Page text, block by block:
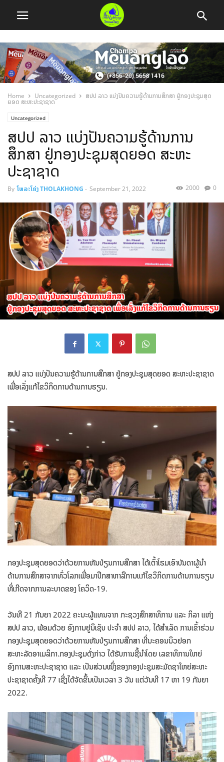
Home Uncategorized ສປປ ລາວ ເເບ່ງປັນຄວາມຮູ້ດ້ານການສຶກສາ ຢູ່ກອງປະຊຸມສຸດ
ຍອດ ສະຫະປະຊາຊາດ
Uncategorized
ສປປ ລາວ ເເບ່ງປັນຄວາມຮູ້ດ້ານການ
ສຶກສາ ຢູ່ກອງປະຊຸມສຸດຍອດ ສະຫະ
ປະຊາຊາດ
By ໂທລະໂຄ່ງ THOLAKHONG - September 21, 2022 0
2000
ສປປ ລາວ ເເບ່ງປັນຄວາມຮູ້ດ້ານການສຶກສາ ຢູ່ກອງປະຊຸມສຸດຍອດ ສະຫະປະຊາຊາດ
ເພື່ອເລັ່ງແກ້ໄຂວິກິດການດ້ານການຮຽນ.
ກອງປະຊຸມສຸດຍອດວ່າດ້ວຍການຫັນປ່ຽນການສຶກສາ ໄດ້ເຕົ້າໂຮມເອົາບັນດາຜູ້ນຳ
ດ້ານການສຶກສາຈາກທົ່ວໂລກເພື່ອມາປຶກສາຫາລືການແກ້ໄຂວິກິດການດ້ານການຮຽນ
ທີ່ເກີດຈາກການລະບາດຂອງ ໂຄວິດ-19.
ວັນທີ 21 ກັນຍາ 2022 ຄະນະຜູ້ແທນຈາກ ກະຊວງສຶກສາທິການ ແລະ ກິລາ ແຫ່ງ
ສປປ ລາວ, ພ້ອມດ້ວຍ ອົງການຢູນິເຊັບ ປະຈໍາ ສປປ ລາວ, ໄດ້ສໍາເລັດ ການເຂົ້າຮ່ວມ
ກອງປະຊຸມສຸດຍອດວ່າດ້ວຍການຫັນປ່ຽນການສຶກສາ ທີ່ນະຄອນນິວຢອກ
ສະຫະລັດອາເມລິກາ.ກອງປະຊຸມດັ່ງກ່າວ ໄດ້ຮັບການຊີ້ນຳໂດຍ ເລຂາທິການໃຫຍ່
ອົງການສະຫະປະຊາຊາດ ເເລະ ເປັນສ່ວນໜຶ່ງຂອງກອງປະຊຸມສະມັດຊາໃຫຍ່ສະຫະ
ປະຊາຊາດຄັ້ງທີ 77 ເຊີ່ງໄດ້ຈັດຂຶ້ນເປັນເວລາ 3 ວັນ ແຕ່ວັນທີ 17 ຫາ 19 ກັນຍາ
2022.